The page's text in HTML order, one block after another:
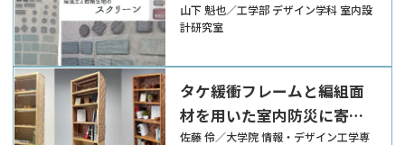
山下 魁也／工学部 デザイン学科 室内設
計研究室
タケ緩衝フレームと編組面
材を用いた室内防災に寄与
する収納家具の試作と検証
佐藤 伶／大学院 情報・デザイン工学専